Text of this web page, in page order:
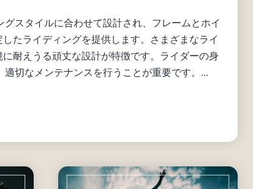
スタイルに合わせて設計され、フレームとホイ
たライディングを提供します。さまざまなライ
耐えうる頑丈な設計が特徴です。ライダーの身
切なメンテナンスを行うことが重要です。...